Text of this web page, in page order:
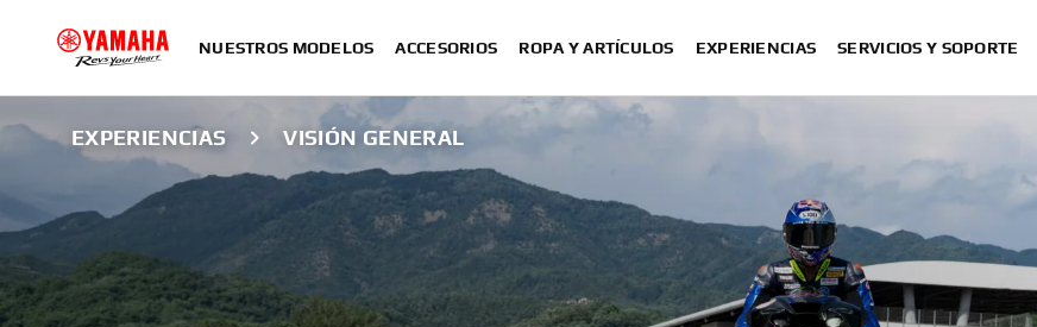
NUESTROS MODELOS ACCESORIOS ROPA Y ARTÍCULOS EXPERIENCIAS SERVICIOS Y SOPORTE
EXPERIENCIAS VISIÓN GENERAL